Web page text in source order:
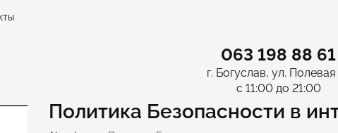
063 198 88 61
г. Богуслав, ул. Полевая
с 11:00 до 21:00
Политика Безопасности в